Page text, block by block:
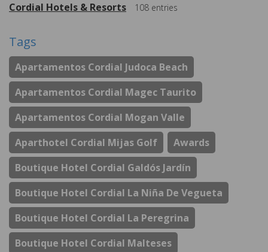
Cordial Hotels & Resorts 108 entries
Tags
Apartamentos Cordial Judoca Beach
Apartamentos Cordial Magec Taurito
Apartamentos Cordial Mogan Valle
Aparthotel Cordial Mijas Golf
Awards
Boutique Hotel Cordial Galdós Jardín
Boutique Hotel Cordial La Niña De Vegueta
Boutique Hotel Cordial La Peregrina
Boutique Hotel Cordial Malteses